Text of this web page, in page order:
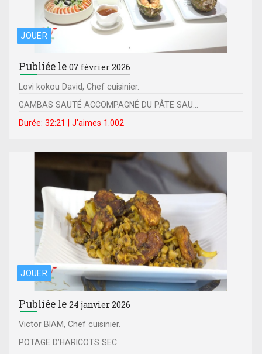
JOUER
Publiée le07 février 2026
Lovi kokou David, Chef cuisinier.
GAMBAS SAUTÉ ACCOMPAGNÉ DU PÂTE SAU...
Durée: 32:21 | J'aimes 1.002
JOUER
Publiée le24 janvier 2026
Victor BIAM, Chef cuisinier.
POTAGE D’HARICOTS SEC.